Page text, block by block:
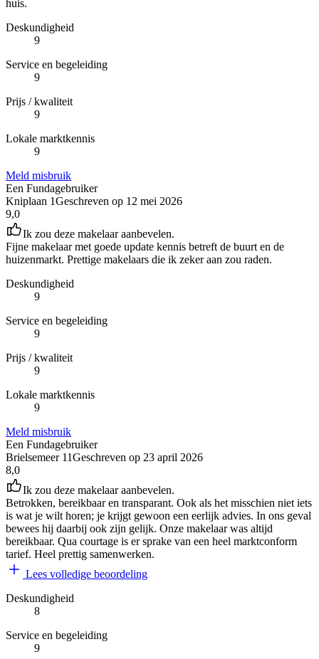
huis.
Deskundigheid
9
Service en begeleiding
9
Prijs / kwaliteit
9
Lokale marktkennis
9
Meld misbruik
Een Fundagebruiker
Kniplaan 1Geschreven op 12 mei 2026
9,0
Ik zou deze makelaar aanbevelen.
Fijne makelaar met goede update kennis betreft de buurt en de
huizenmarkt. Prettige makelaars die ik zeker aan zou raden.
Deskundigheid
9
Service en begeleiding
9
Prijs / kwaliteit
9
Lokale marktkennis
9
Meld misbruik
Een Fundagebruiker
Brielsemeer 11Geschreven op 23 april 2026
8,0
Ik zou deze makelaar aanbevelen.
Betrokken, bereikbaar en transparant. Ook als het misschien niet iets
is wat je wilt horen; je krijgt gewoon een eerlijk advies. In ons geval
bewees hij daarbij ook zijn gelijk. Onze makelaar was altijd
bereikbaar. Qua courtage is er sprake van een heel marktconform
tarief. Heel prettig samenwerken.
Lees volledige beoordeling
Deskundigheid
8
Service en begeleiding
9